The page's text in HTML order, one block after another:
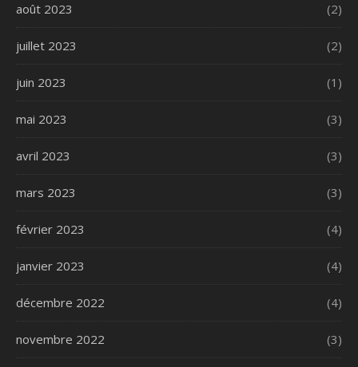
août 2023 (2)
juillet 2023 (2)
juin 2023 (1)
mai 2023 (3)
avril 2023 (3)
mars 2023 (3)
février 2023 (4)
janvier 2023 (4)
décembre 2022 (4)
novembre 2022 (3)